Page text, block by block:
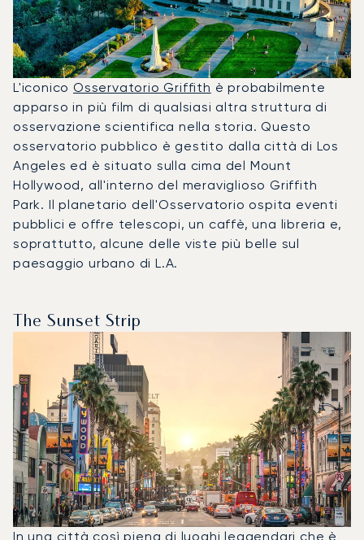
L'iconico Osservatorio Griffith è probabilmente
apparso in più film di qualsiasi altra struttura di
osservazione scientifica nella storia. Questo
osservatorio pubblico è gestito dalla città di Los
Angeles ed è situato sulla cima del Mount
Hollywood, all'interno del meraviglioso Griffith
Park. Il planetario dell'Osservatorio ospita eventi
pubblici e offre telescopi, un caffè, una libreria e,
soprattutto, alcune delle viste più belle sul
paesaggio urbano di L.A.
The Sunset Strip
In una città così piena di luoghi leggendari che è